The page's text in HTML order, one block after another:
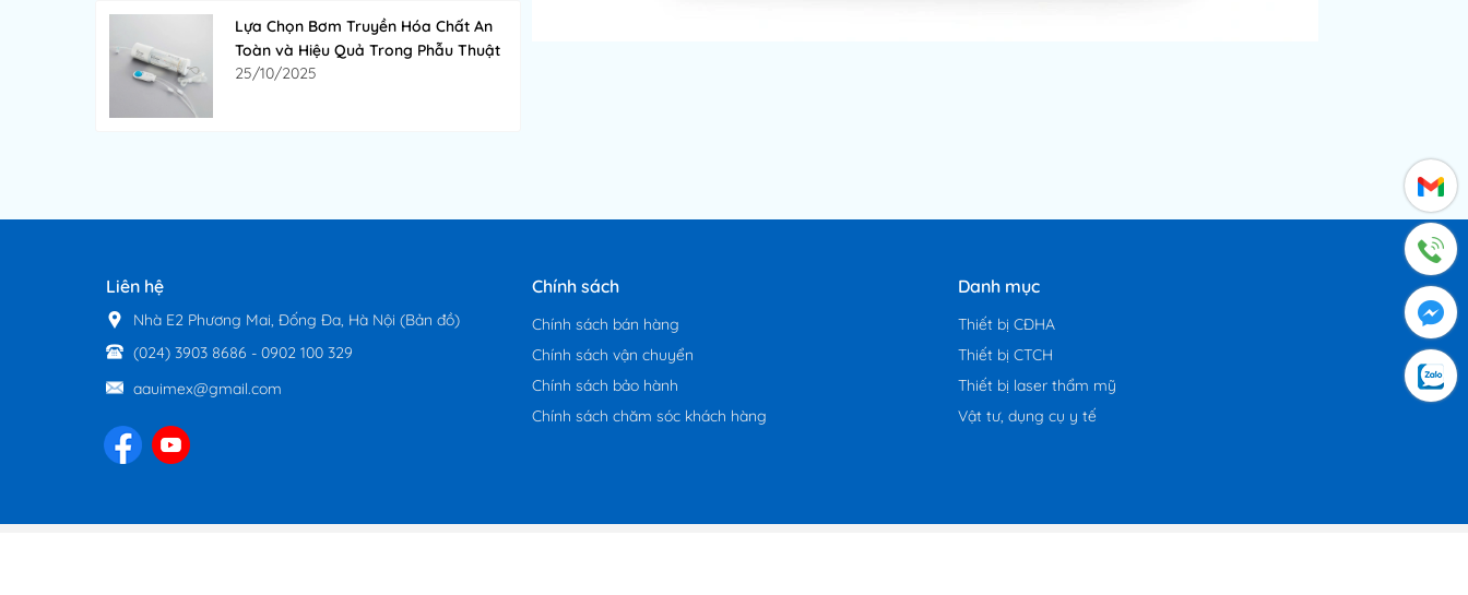
Lựa Chọn Bơm Truyền Hóa Chất An
Toàn và Hiệu Quả Trong Phẫu Thuật
25/10/2025
Liên hệ
Nhà E2 Phương Mai, Đống Đa, Hà Nội (Bản đồ)
(024) 3903 8686 - 0902 100 329
aauimex@gmail.com
Chính sách
Chính sách bán hàng
Chính sách vận chuyển
Chính sách bảo hành
Chính sách chăm sóc khách hàng
Danh mục
Thiết bị CĐHA
Thiết bị CTCH
Thiết bị laser thẩm mỹ
Vật tư, dụng cụ y tế